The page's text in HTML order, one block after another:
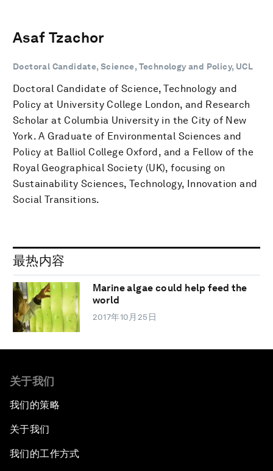
Asaf Tzachor
Doctoral Candidate, Science, Technology and Policy, UCL
Doctoral Candidate of Science, Technology and
Policy at University College London, and Research
Scholar at Columbia University in the City of New
York. A Graduate of Environmental Sciences and
Policy at Balliol College Oxford, and a Fellow of the
Royal Geographical Society (UK), focusing on
Sustainability Sciences, Technology, Innovation and
Social Transitions.
最热内容
Marine algae could help feed the
world
2017年10月25日
关于我们
我们的策略
关于我们
我们的工作方式